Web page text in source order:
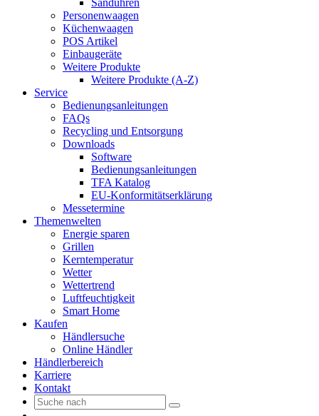
Sanduhren
Personenwaagen
Küchenwaagen
POS Artikel
Einbaugeräte
Weitere Produkte
Weitere Produkte (A-Z)
Service
Bedienungsanleitungen
FAQs
Recycling und Entsorgung
Downloads
Software
Bedienungsanleitungen
TFA Katalog
EU-Konformitätserklärung
Messetermine
Themenwelten
Energie sparen
Grillen
Kerntemperatur
Wetter
Wettertrend
Luftfeuchtigkeit
Smart Home
Kaufen
Händlersuche
Online Händler
Händlerbereich
Karriere
Kontakt